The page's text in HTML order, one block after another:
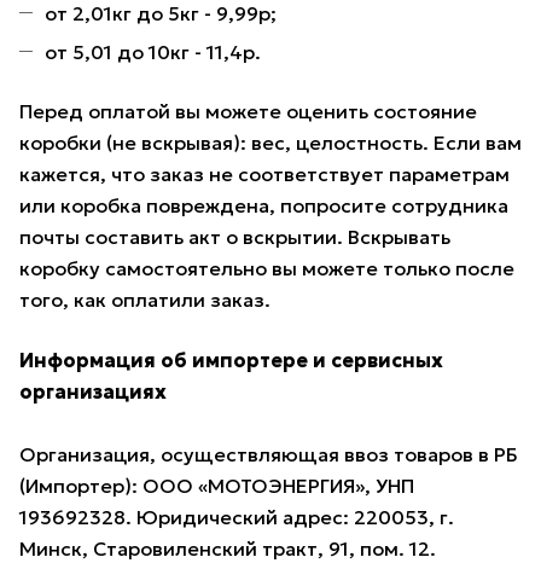
от 2,01кг до 5кг - 9,99р;
от 5,01 до 10кг - 11,4р.
Перед оплатой вы можете оценить состояние
коробки (не вскрывая): вес, целостность. Если вам
кажется, что заказ не соответствует параметрам
или коробка повреждена, попросите сотрудника
почты составить акт о вскрытии. Вскрывать
коробку самостоятельно вы можете только после
того, как оплатили заказ.
Информация об импортере и сервисных
организациях
Организация, осуществляющая ввоз товаров в РБ
(Импортер): ООО «МОТОЭНЕРГИЯ», УНП
193692328. Юридический адрес: 220053, г.
Минск, Старовиленский тракт, 91, пом. 12.